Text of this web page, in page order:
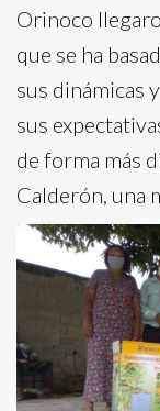
Orinoco
que se ha
sus dinámicas
sus
de forma más
Calderón, una